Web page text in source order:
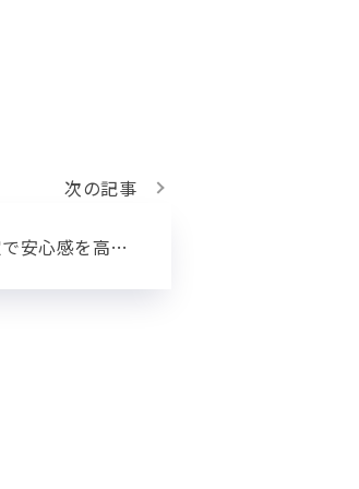
次の記事
買取出張査定で安心感を高めるポイント